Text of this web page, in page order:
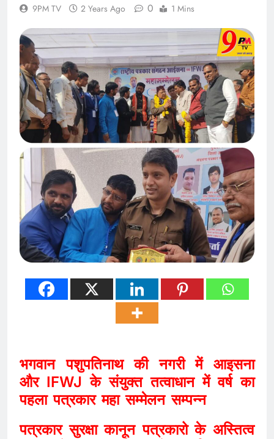
9PM TV 2 Years Ago 0 1 Mins
भगवान पशुपतिनाथ की नगरी में आइसना
और IFWJ के संयुक्त तत्वाधान में वर्ष का
पहला पत्रकार महा सम्मेलन सम्पन्न
पत्रकार सुरक्षा कानून पत्रकारो के अस्तित्व